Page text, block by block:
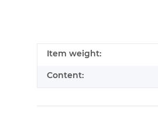
Item weight:
Content: